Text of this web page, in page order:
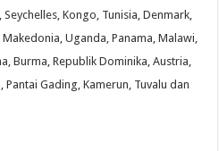
Kongo, Tunisia, Denmark,
Uganda, Panama, Malawi,
Burma, Republik Dominika, Austria,
Gading, Kamerun, Tuvalu dan